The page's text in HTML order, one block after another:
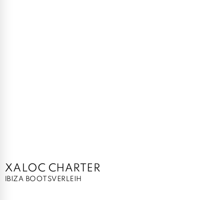
XALOC CHARTER
IBIZA BOOTSVERLEIH